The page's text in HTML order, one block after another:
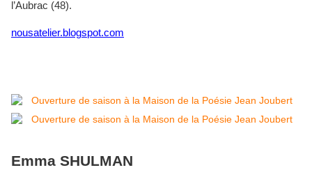
l’Aubrac (48).
nousatelier.blogspot.com
Emma SHULMAN